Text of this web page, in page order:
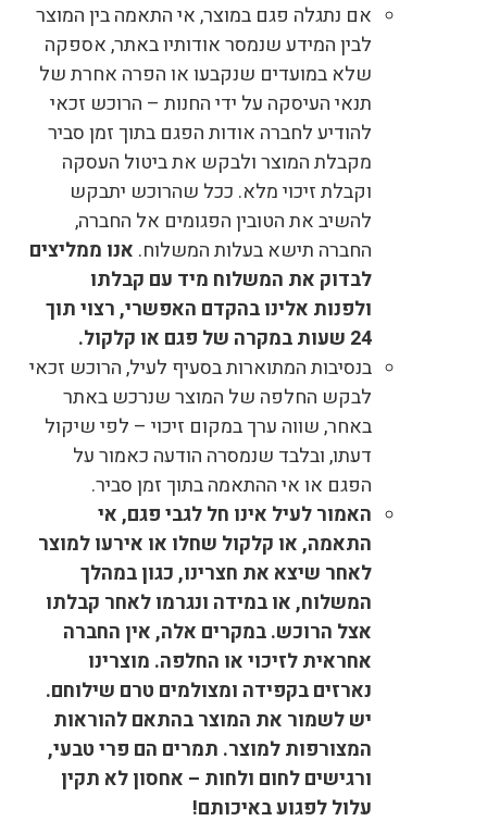
אם נתגלה פגם במוצר, אי התאמה בין המוצר
לבין המידע שנמסר אודותיו באתר, אספקה
שלא במועדים שנקבעו או הפרה אחרת של
תנאי העיסקה על ידי החנות – הרוכש זכאי
להודיע לחברה אודות הפגם בתוך זמן סביר
מקבלת המוצר ולבקש את ביטול העסקה
וקבלת זיכוי מלא. ככל שהרוכש יתבקש
להשיב את הטובין הפגומים אל החברה,
החברה תישא בעלות המשלוח. אנו ממליצים
לבדוק את המשלוח מיד עם קבלתו
ולפנות אלינו בהקדם האפשרי, רצוי תוך
24 שעות במקרה של פגם או קלקול.
בנסיבות המתוארות בסעיף לעיל, הרוכש זכאי
לבקש החלפה של המוצר שנרכש באתר
באחר, שווה ערך במקום זיכוי – לפי שיקול
דעתו, ובלבד שנמסרה הודעה כאמור על
הפגם או אי ההתאמה בתוך זמן סביר.
האמור לעיל אינו חל לגבי פגם, אי
התאמה, או קלקול שחלו או אירעו למוצר
לאחר שיצא את חצרינו, כגון במהלך
המשלוח, או במידה ונגרמו לאחר קבלתו
אצל הרוכש. במקרים אלה, אין החברה
אחראית לזיכוי או החלפה. מוצרינו
נארזים בקפידה ומצולמים טרם שילוחם.
יש לשמור את המוצר בהתאם להוראות
המצורפות למוצר. תמרים הם פרי טבעי,
ורגישים לחום ולחות – אחסון לא תקין
עלול לפגוע באיכותם!